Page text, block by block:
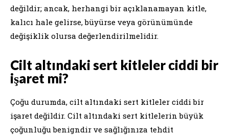
değildir; ancak, herhangi bir açıklanamayan kitle,
kalıcı hale gelirse, büyürse veya görünümünde
değişiklik olursa değerlendirilmelidir.
Cilt altındaki sert kitleler ciddi bir
işaret mi?
Çoğu durumda, cilt altındaki sert kitleler ciddi bir
işaret değildir. Cilt altındaki sert kitlelerin büyük
çoğunluğu benigndir ve sağlığınıza tehdit